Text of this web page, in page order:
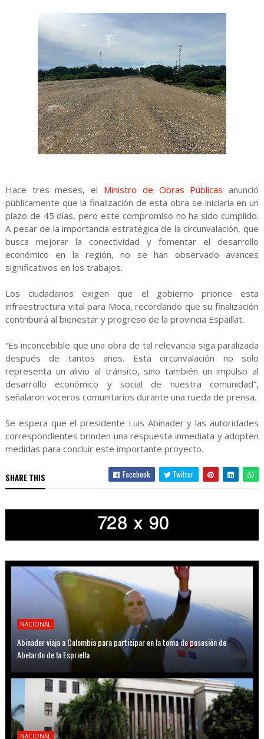
Hace tres meses, el Ministro de Obras Públicasanunció
públicamente que la finalización de esta obra se iniciaría en un
plazo de 45 días, pero este compromiso no ha sido cumplido.
A pesar de la importancia estratégica de la circunvalación, que
busca mejorar la conectividad y fomentar el desarrollo
económico en la región, no se han observado avances
significativos en los trabajos.
Los ciudadanos exigen que el gobierno priorice esta
infraestructura vital para Moca, recordando que su finalización
contribuirá al bienestar y progreso de la provincia Espaillat.
“Es inconcebible que una obra de tal relevancia siga paralizada
después de tantos años. Esta circunvalación no solo
representa un alivio al tránsito, sino también un impulso al
desarrollo económico y social de nuestra comunidad”,
señalaron voceros comunitarios durante una rueda de prensa.
Se espera que el presidente Luis Abinader y las autoridades
correspondientes brinden una respuesta inmediata y adopten
medidas para concluir este importante proyecto.
SHARE THIS Facebook Twitter
NACIONAL
Abinader viaja a Colombia para participar en la toma de posesión de
Abelardo de la Espriella
NACIONAL